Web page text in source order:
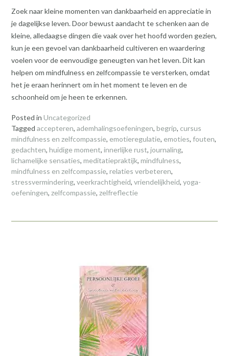
Zoek naar kleine momenten van dankbaarheid en appreciatie in
je dagelijkse leven. Door bewust aandacht te schenken aan de
kleine, alledaagse dingen die vaak over het hoofd worden gezien,
kun je een gevoel van dankbaarheid cultiveren en waardering
voelen voor de eenvoudige geneugten van het leven. Dit kan
helpen om mindfulness en zelfcompassie te versterken, omdat
het je eraan herinnert om in het moment te leven en de
schoonheid om je heen te erkennen.
Posted in Uncategorized
Tagged accepteren, ademhalingsoefeningen, begrip, cursus
mindfulness en zelfcompassie, emotieregulatie, emoties, fouten,
gedachten, huidige moment, innerlijke rust, journaling,
lichamelijke sensaties, meditatiepraktijk, mindfulness,
mindfulness en zelfcompassie, relaties verbeteren,
stressvermindering, veerkrachtigheid, vriendelijkheid, yoga-
oefeningen, zelfcompassie, zelfreflectie